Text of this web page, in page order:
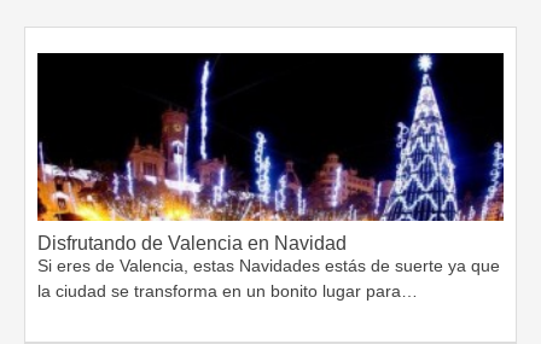
Disfrutando de Valencia en Navidad
Si eres de Valencia, estas Navidades estás de suerte ya que
la ciudad se transforma en un bonito lugar para…